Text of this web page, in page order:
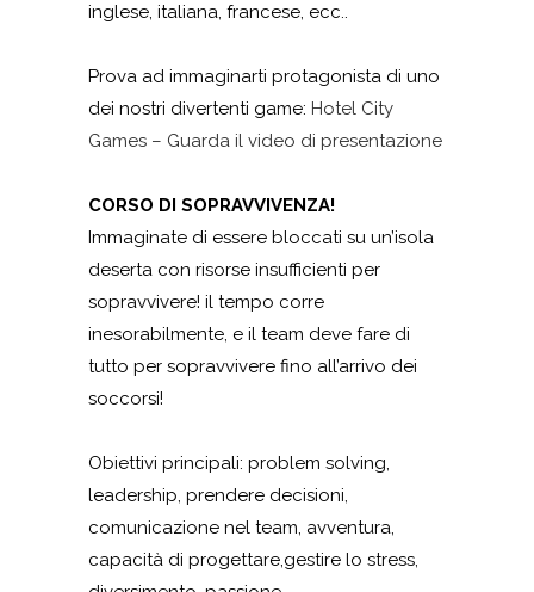
inglese, italiana, francese, ecc..
Prova ad immaginarti protagonista di uno
dei nostri divertenti game: Hotel City
Games – Guarda il video di presentazione
CORSO DI SOPRAVVIVENZA!
Immaginate di essere bloccati su un’isola
deserta con risorse insufficienti per
sopravvivere! il tempo corre
inesorabilmente, e il team deve fare di
tutto per sopravvivere fino all’arrivo dei
soccorsi!
Obiettivi principali: problem solving,
leadership, prendere decisioni,
comunicazione nel team, avventura,
capacità di progettare,gestire lo stress,